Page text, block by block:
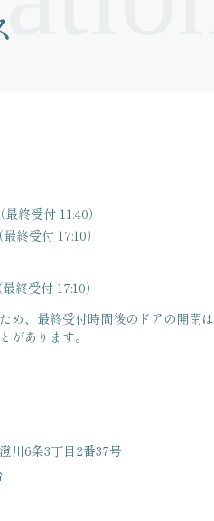
終受付 11:40）
終受付 17:10）
終受付 17:10）
め、最終受付時間後のドアの開閉は
があります。
川6条3丁目2番37号